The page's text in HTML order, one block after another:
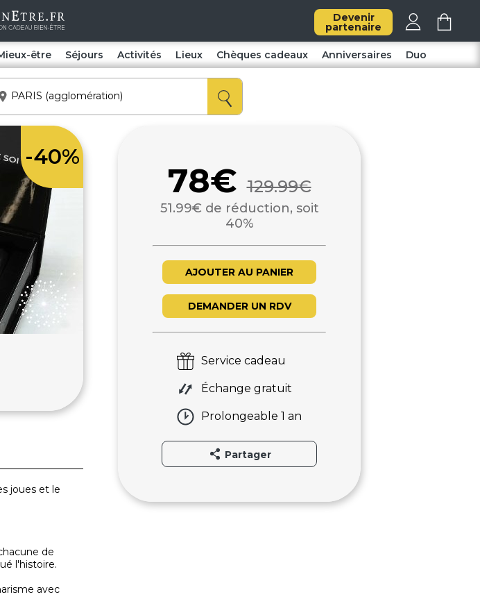
Devenir
partenaire
être Séjours Activités Lieux Chèques cadeaux Anniversaires Duo
-40%
joues et le
de
l'histoire.
avec
78€ 129.99€
51.99€ de réduction, soit
40%
AJOUTER AU PANIER
DEMANDER UN RDV
Service cadeau
Échange gratuit
Prolongeable 1 an
Partager